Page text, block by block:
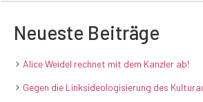
Neueste Beiträge
Alice Weidel rechnet mit dem Kanzler ab!
Gegen die Linksideologisierung des